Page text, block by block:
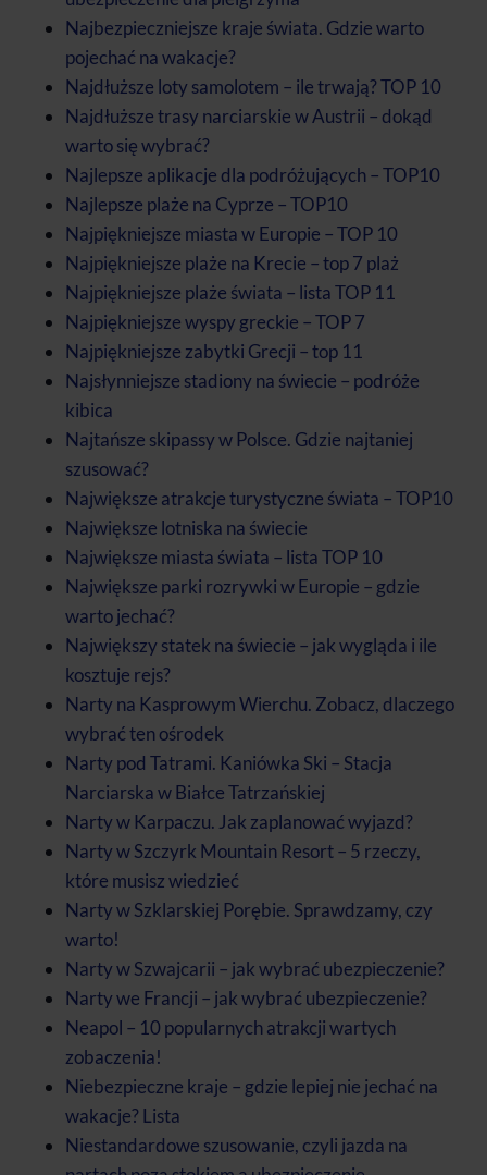
Najbezpieczniejsze kraje świata. Gdzie warto
pojechać na wakacje?
Najdłuższe loty samolotem – ile trwają? TOP 10
Najdłuższe trasy narciarskie w Austrii – dokąd
warto się wybrać?
Najlepsze aplikacje dla podróżujących – TOP10
Najlepsze plaże na Cyprze – TOP10
Najpiękniejsze miasta w Europie – TOP 10
Najpiękniejsze plaże na Krecie – top 7 plaż
Najpiękniejsze plaże świata – lista TOP 11
Najpiękniejsze wyspy greckie – TOP 7
Najpiękniejsze zabytki Grecji – top 11
Najsłynniejsze stadiony na świecie – podróże
kibica
Najtańsze skipassy w Polsce. Gdzie najtaniej
szusować?
Największe atrakcje turystyczne świata – TOP10
Największe lotniska na świecie
Największe miasta świata – lista TOP 10
Największe parki rozrywki w Europie – gdzie
warto jechać?
Największy statek na świecie – jak wygląda i ile
kosztuje rejs?
Narty na Kasprowym Wierchu. Zobacz, dlaczego
wybrać ten ośrodek
Narty pod Tatrami. Kaniówka Ski – Stacja
Narciarska w Białce Tatrzańskiej
Narty w Karpaczu. Jak zaplanować wyjazd?
Narty w Szczyrk Mountain Resort – 5 rzeczy,
które musisz wiedzieć
Narty w Szklarskiej Porębie. Sprawdzamy, czy
warto!
Narty w Szwajcarii – jak wybrać ubezpieczenie?
Narty we Francji – jak wybrać ubezpieczenie?
Neapol – 10 popularnych atrakcji wartych
zobaczenia!
Niebezpieczne kraje – gdzie lepiej nie jechać na
wakacje? Lista
Niestandardowe szusowanie, czyli jazda na